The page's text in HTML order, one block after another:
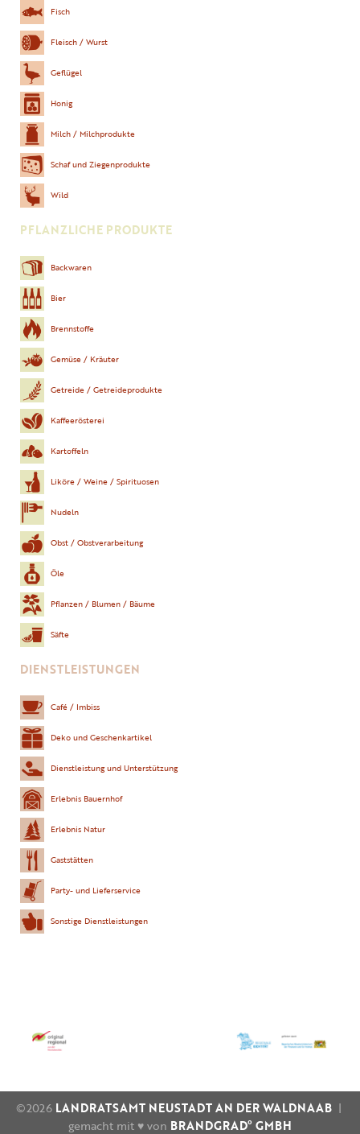
Fisch
Fleisch / Wurst
Geflügel
Honig
Milch / Milchprodukte
Schaf und Ziegenprodukte
Wild
PFLANZLICHE PRODUKTE
Backwaren
Bier
Brennstoffe
Gemüse / Kräuter
Getreide / Getreideprodukte
Kaffeerösterei
Kartoffeln
Liköre / Weine / Spirituosen
Nudeln
Obst / Obstverarbeitung
Öle
Pflanzen / Blumen / Bäume
Säfte
DIENSTLEISTUNGEN
Café / Imbiss
Deko und Geschenkartikel
Dienstleistung und Unterstützung
Erlebnis Bauernhof
Erlebnis Natur
Gaststätten
Party- und Lieferservice
Sonstige Dienstleistungen
©2026 LANDRATSAMT NEUSTADT AN DER WALDNAAB|
gemacht mit ♥ von BRANDGRAD° GMBH